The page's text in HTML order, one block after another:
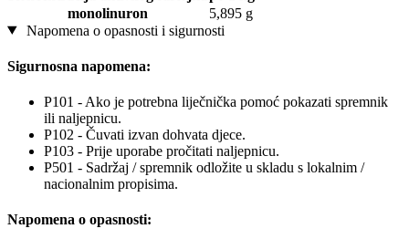
monolinuron
5,895 g
Napomena o opasnosti i sigurnosti
Sigurnosna napomena:
P101 - Ako je potrebna liječnička pomoć pokazati spremnik
ili naljepnicu.
P102 - Čuvati izvan dohvata djece.
P103 - Prije uporabe pročitati naljepnicu.
P501 - Sadržaj / spremnik odložite u skladu s lokalnim /
nacionalnim propisima.
Napomena o opasnosti: